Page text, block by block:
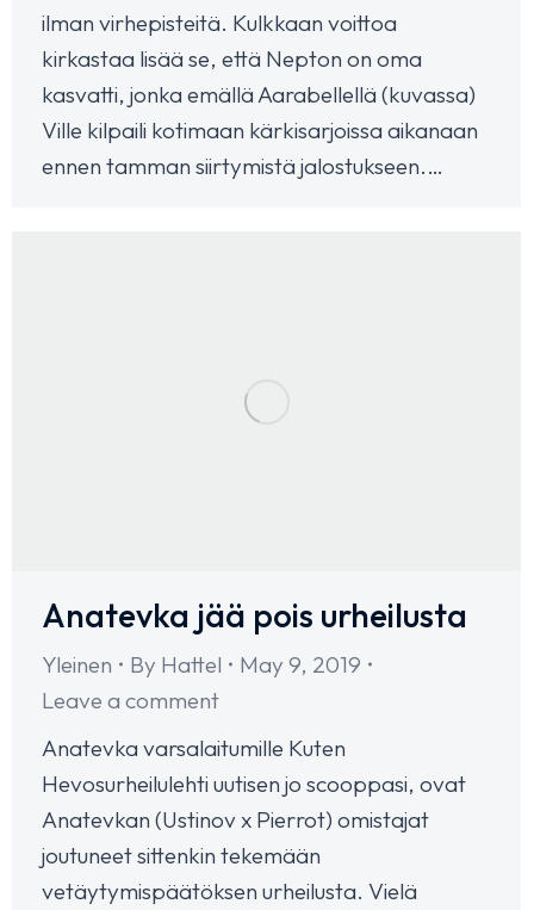
ilman virhepisteitä. Kulkkaan voittoa
kirkastaa lisää se, että Nepton on oma
kasvatti, jonka emällä Aarabellellä (kuvassa)
Ville kilpaili kotimaan kärkisarjoissa aikanaan
ennen tamman siirtymistä jalostukseen.…
Anatevka jää pois urheilusta
Yleinen By Hattel
May 9, 2019
Leave a comment
Anatevka varsalaitumille Kuten
Hevosurheilulehti uutisen jo scooppasi, ovat
Anatevkan (Ustinov x Pierrot) omistajat
joutuneet sittenkin tekemään
vetäytymispäätöksen urheilusta. Vielä